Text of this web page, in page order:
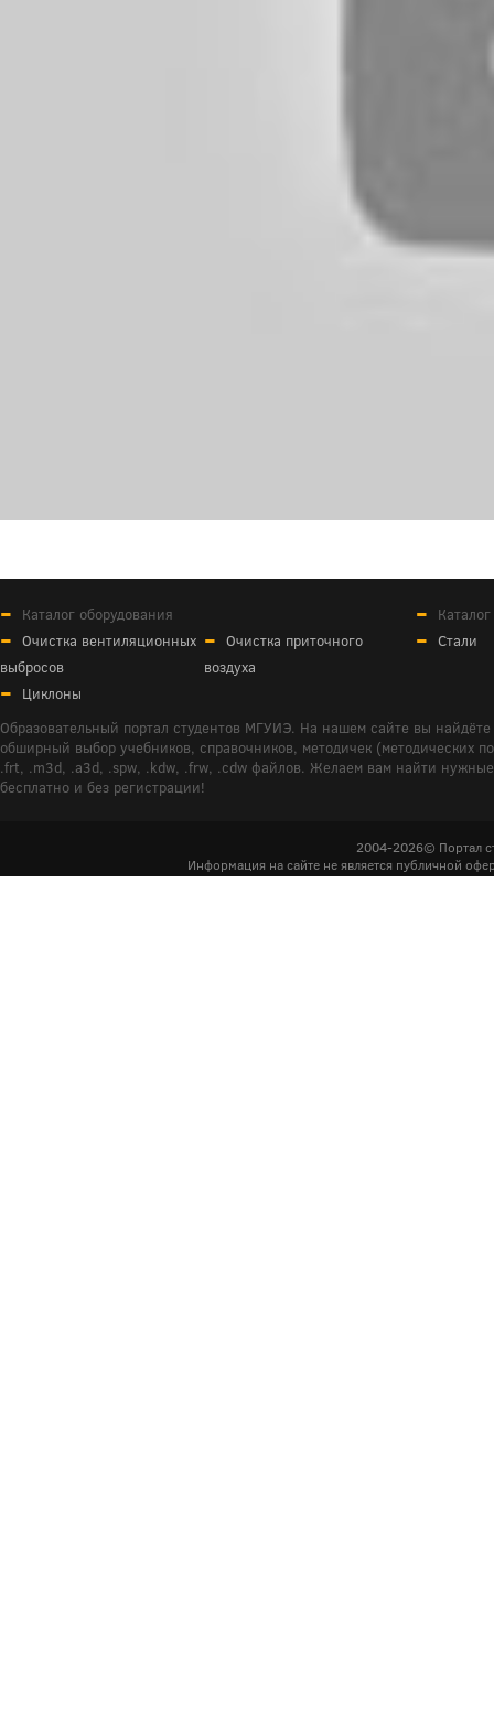
Каталог оборудования
Очистка вентиляционных
выбросов
Очистка приточного
воздуха
Циклоны
Стали
Образовательный портал студентов МГУИЭ. На нашем сайте вы
обширный выбор учебников, справочников, методичек (методических
.frt, .m3d, .a3d, .spw, .kdw, .frw, .cdw файлов. Желаем вам найти
бесплатно и без регистрации!
2004-2026© Портал
Информация на сайте не является публичной